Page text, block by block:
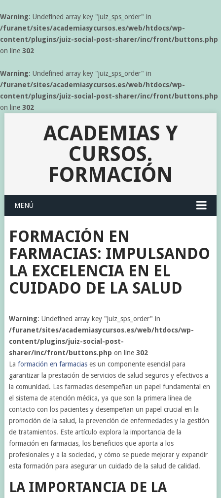
Warning: Undefined array key "juiz_sps_order" in
/furanet/sites/academiasycursos.es/web/htdocs/wp-
content/plugins/juiz-social-post-sharer/inc/front/buttons.php
on line 302
Warning: Undefined array key "juiz_sps_order" in
/furanet/sites/academiasycursos.es/web/htdocs/wp-
content/plugins/juiz-social-post-sharer/inc/front/buttons.php
on line 302
ACADEMIAS Y
CURSOS.
FORMACIÓN
MENÚ
FORMACIÓN EN
FARMACIAS: IMPULSANDO
LA EXCELENCIA EN EL
CUIDADO DE LA SALUD
Warning: Undefined array key "juiz_sps_order" in
/furanet/sites/academiasycursos.es/web/htdocs/wp-
content/plugins/juiz-social-post-
sharer/inc/front/buttons.php on line 302
La formación en farmaciases un componente esencial para
garantizar la prestación de servicios de salud seguros y efectivos a
la comunidad. Las farmacias desempeñan un papel fundamental en
el sistema de atención médica, ya que son la primera línea de
contacto con los pacientes y desempeñan un papel crucial en la
promoción de la salud, la prevención de enfermedades y la gestión
de tratamientos. Este artículo explora la importancia de la
formación en farmacias, los beneficios que aporta a los
profesionales y a la sociedad, y cómo se puede mejorar y expandir
esta formación para asegurar un cuidado de la salud de calidad.
LA IMPORTANCIA DE LA